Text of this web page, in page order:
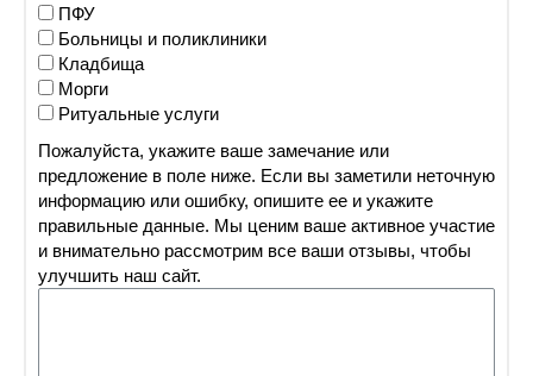
ПФУ
Больницы и поликлиники
Кладбища
Морги
Ритуальные услуги
Пожалуйста, укажите ваше замечание или
предложение в поле ниже. Если вы заметили неточную
информацию или ошибку, опишите ее и укажите
правильные данные. Мы ценим ваше активное участие
и внимательно рассмотрим все ваши отзывы, чтобы
улучшить наш сайт.